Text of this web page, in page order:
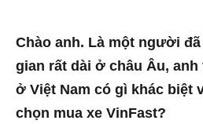
Chào anh. Là một người
gian rất dài ở châu Âu,
ở Việt Nam có gì khác biệt
chọn mua xe VinFast?